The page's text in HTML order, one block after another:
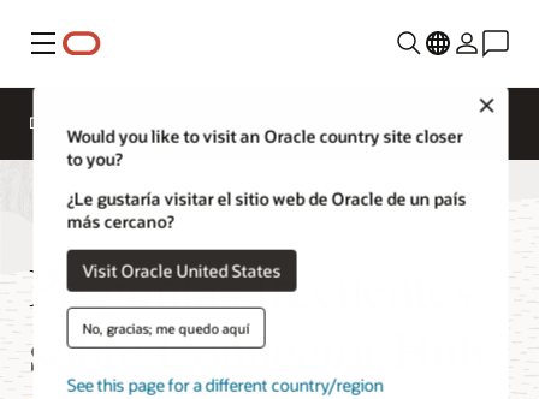
Menú
Would you like to visit an Oracle country site closer
to you?
¿Le gustaría visitar el sitio web de Oracle de un país
más cercano?
Visit Oracle United States
No, gracias; me quedo aquí
See this page for a different country/region
Descripción general
Preguntas frecuentes
sobre Connector Hub